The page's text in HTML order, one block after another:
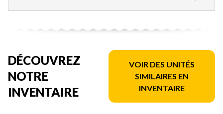
DÉCOUVREZ
NOTRE
INVENTAIRE
VOIR DES UNITÉS
SIMILAIRES EN
INVENTAIRE